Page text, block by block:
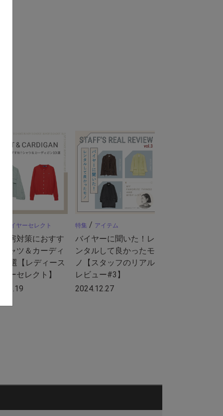
バイヤーセレクト
房対策におすす
ャツ＆カーディ
選【レディース
ーセレクト】
特集 / アイテム
バイヤーに聞いた！レ
ンタルして良かったモ
ノ【スタッフのリアル
レビュー#3】
2024.12.27